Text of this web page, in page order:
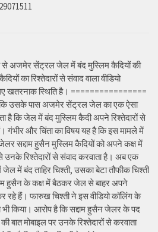
से अजमेर सेंट्रल जेल में बंद मुस्लिम कैदियों की
का रिश्तेदारों से संवाद वाला वीडियो
खतरनाक स्थिति है। ================
कि उसके पास अजमेर सेंट्रल जेल का एक ऐसा
है कि जेल में बंद मुस्लिम कैदी अपने रिश्तेदारों से
गंभीर और चिंता का विषय यह है कि इस मामले में
सद्दाम हुसैन मुस्लिम कैदियों को अपने कक्ष में
उनके रिश्तेदारों से संवाद करवाता है। अब एक
में बंद ताहिर चिश्ती, उसका बेटा तौफीक चिश्ती
हुसैन के कक्ष में बैठकर जेल से बाहर अपने
रहे हैं। फारुख चिश्ती ने इस वीडियो कॉलिंग के
भी किया। आरोप है कि सद्दाम हुसैन जेलर के पद
बात मोबाइल पर उनके रिश्तेदारों से करवाता